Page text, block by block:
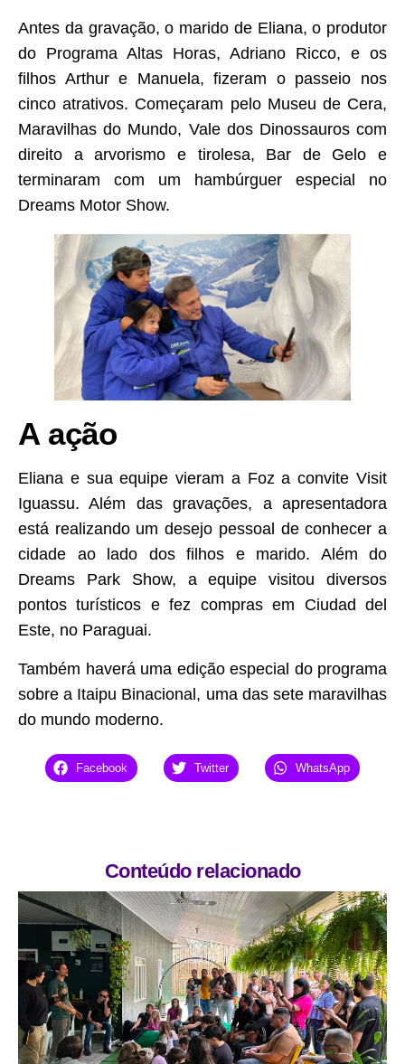
Antes da gravação, o marido de Eliana, o produtor
do Programa Altas Horas, Adriano Ricco, e os
filhos Arthur e Manuela, fizeram o passeio nos
cinco atrativos. Começaram pelo Museu de Cera,
Maravilhas do Mundo, Vale dos Dinossauros com
direito a arvorismo e tirolesa, Bar de Gelo e
terminaram com um hambúrguer especial no
Dreams Motor Show.
A ação
Eliana e sua equipe vieram a Foz a convite Visit
Iguassu. Além das gravações, a apresentadora
está realizando um desejo pessoal de conhecer a
cidade ao lado dos filhos e marido. Além do
Dreams Park Show, a equipe visitou diversos
pontos turísticos e fez compras em Ciudad del
Este, no Paraguai.
Também haverá uma edição especial do programa
sobre a Itaipu Binacional, uma das sete maravilhas
do mundo moderno.
Facebook Twitter WhatsApp
Conteúdo relacionado